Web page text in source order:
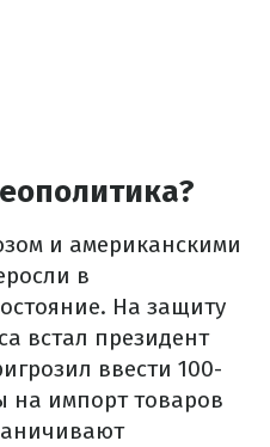
и американскими
в
На защиту
встал президент
ввести 100-
импорт товаров